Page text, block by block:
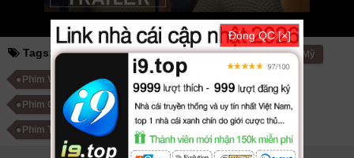
Tags: ex machina người máy trỗi dậy Phim Mỹ
Phim Viễn Tưởng Mỹ Phim Tâm Lý - Tình Cảm Mỹ
Phim Châu Âu Phim Viễn Tưởng Châu Âu
Phim Tâm Lý - Tình Cảm Châu Âu
Đóng QC [×]